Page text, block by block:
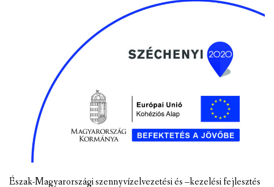
Észak-Magyarországi szennyvízelvezetési és –kezelési fejlesztés